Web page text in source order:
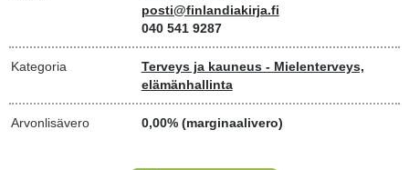
posti@finlandiakirja.fi
040 541 9287
Kategoria
Terveys ja kauneus - Mielenterveys,
elämänhallinta
Arvonlisävero 0,00% (marginaalivero)